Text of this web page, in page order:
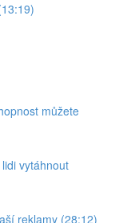
můžete
vytáhnout
reklamy (28:12)